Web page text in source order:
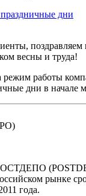
дни
поздравляем
весны и труда!
режим работы
дни в начале
рынке
года.